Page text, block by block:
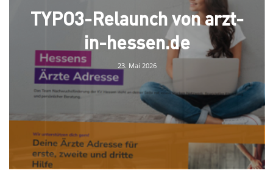
TYPO3-Relaunch von arzt-
in-hessen.de
23. Mai 2026